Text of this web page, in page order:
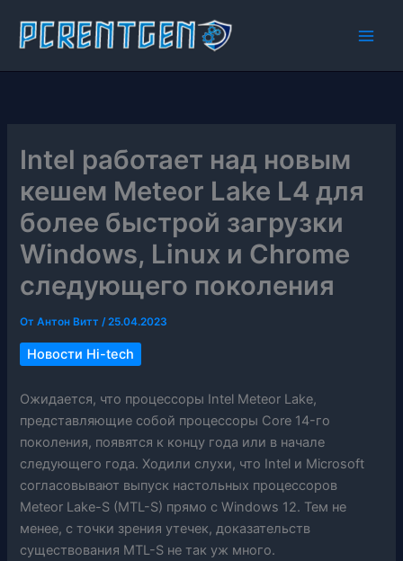
содержимому
Intel работает над новым
кешем Meteor Lake L4 для
более быстрой загрузки
Windows, Linux и Chrome
следующего поколения
ОтАнтон Витт/25.04.2023
Новости Hi-tech
Ожидается, что процессоры Intel Meteor Lake,
представляющие собой процессоры Core 14-го
поколения, появятся к концу года или в начале
следующего года. Ходили слухи, что Intel и Microsoft
согласовывают выпуск настольных процессоров
Meteor Lake-S (MTL-S) прямо с Windows 12. Тем не
менее, с точки зрения утечек, доказательств
существования MTL-S не так уж много.